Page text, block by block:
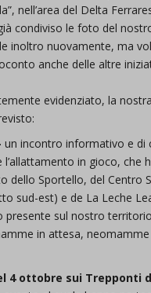
nell’area del Delta
condiviso le foto del
inoltro nuovamente, ma
anche delle altre
evidenziato, la
un incontro informativo e di
l’allattamento in gioco, che
dello Sportello, del Centro
sud-est) e de La Leche
presente sul nostro
in attesa, neomamme
4 ottobre sui Trepponti